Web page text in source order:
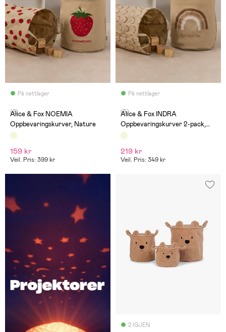
På nettlager
(2)
Alice & Fox NOEMIA
Oppbevaringskurver, Nature
159 kr
Veil. Pris: 399 kr
På nettlager
(5)
Alice & Fox INDRA
Oppbevaringskurver 2-pack,
Nature
219 kr
Veil. Pris: 349 kr
2 IGJEN